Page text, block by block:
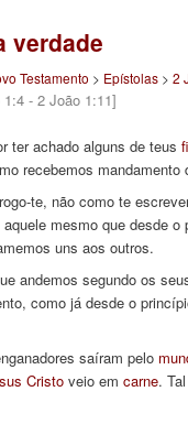
verdade
Testamento > Epístolas> 2
1:4 - 2 João 1:11]
ter achado alguns de teus
recebemos mandamento
te, não como te
mesmo que desde o
uns aos outros.
andemos segundo os
como já desde o
saíram pelo
Cristoveio em carne.